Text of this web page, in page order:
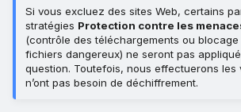
Si vous excluez des sites Web, certains
stratégies Protection contre les
(contrôle des téléchargements ou
fichiers dangereux) ne seront pas
question. Toutefois, nous effectuerons les
n’ont pas besoin de déchiffrement.